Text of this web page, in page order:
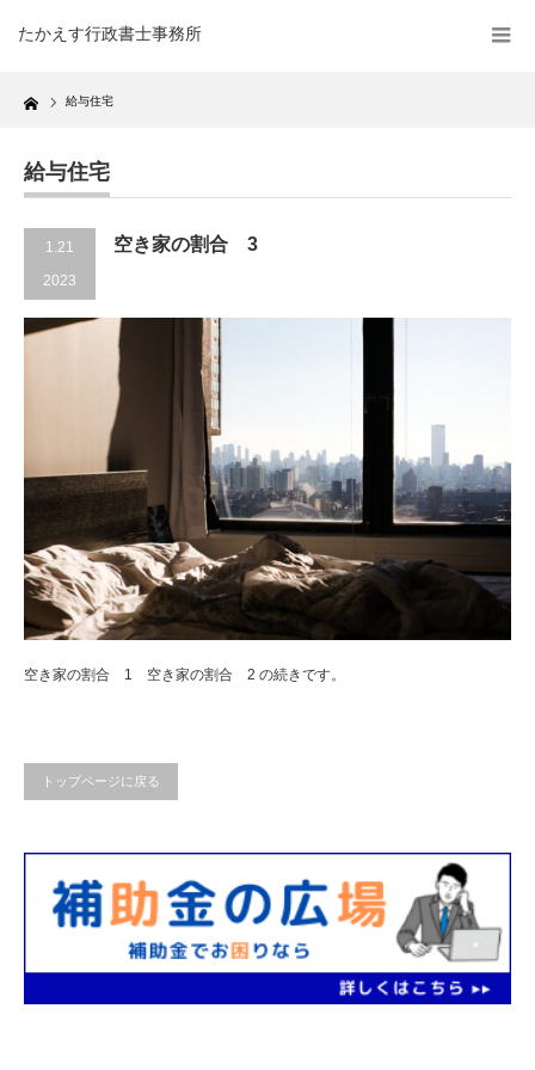
たかえす行政書士事務所
Home 給与住宅
給与住宅
1.21
2023
空き家の割合 3
空き家の割合 1 空き家の割合 2 の続きです。
トップページに戻る